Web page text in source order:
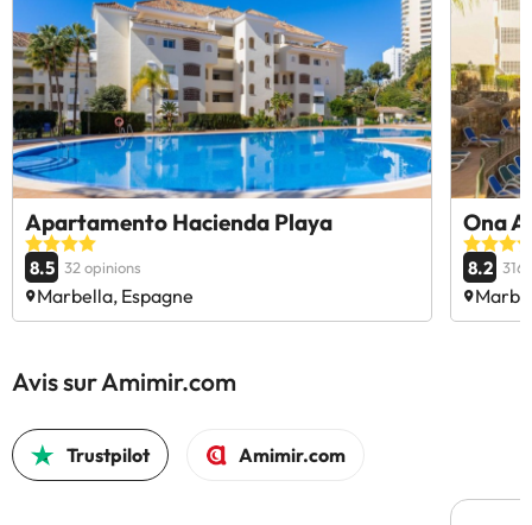
Apartamento Hacienda Playa
8.5 32 opinions
Marbella, Espagne
Ona
8.2
Avis sur Amimir.com
Trustpilot Amimir.com